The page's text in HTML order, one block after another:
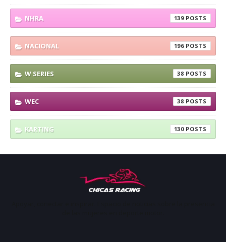
NHRA 139
NACIONAL 196
W SERIES 38
WEC 38
KARTING 130